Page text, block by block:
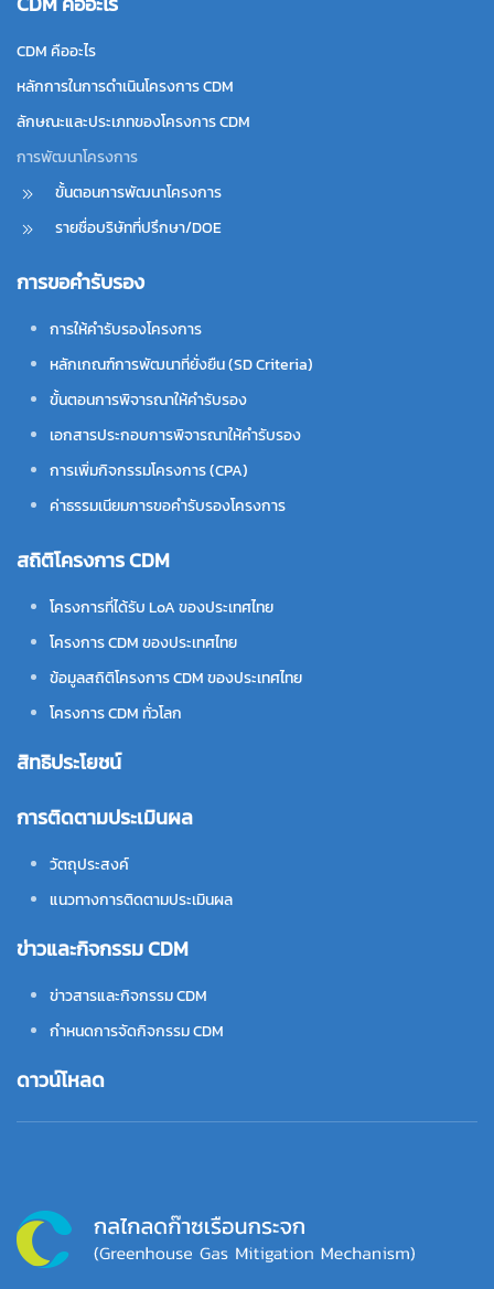
CDM คืออะไร
หลักการในการดำเนินโครงการ CDM
ลักษณะและประเภทของโครงการ CDM
การพัฒนาโครงการ
ขั้นตอนการพัฒนาโครงการ
รายชื่อบริษัทที่ปรึกษา/DOE
การขอคำรับรอง
การให้คำรับรองโครงการ
หลักเกณฑ์การพัฒนาที่ยั่งยืน (SD Criteria)
ขั้นตอนการพิจารณาให้คำรับรอง
เอกสารประกอบการพิจารณาให้คำรับรอง
การเพิ่มกิจกรรมโครงการ (CPA)
ค่าธรรมเนียมการขอคำรับรองโครงการ
สถิติโครงการ CDM
โครงการที่ได้รับ LoA ของประเทศไทย
โครงการ CDM ของประเทศไทย
ข้อมูลสถิติโครงการ CDM ของประเทศไทย
โครงการ CDM ทั่วโลก
สิทธิประโยชน์
การติดตามประเมินผล
วัตถุประสงค์
แนวทางการติดตามประเมินผล
ข่าวและกิจกรรม CDM
ข่าวสารและกิจกรรม CDM
กำหนดการจัดกิจกรรม CDM
ดาวน์โหลด